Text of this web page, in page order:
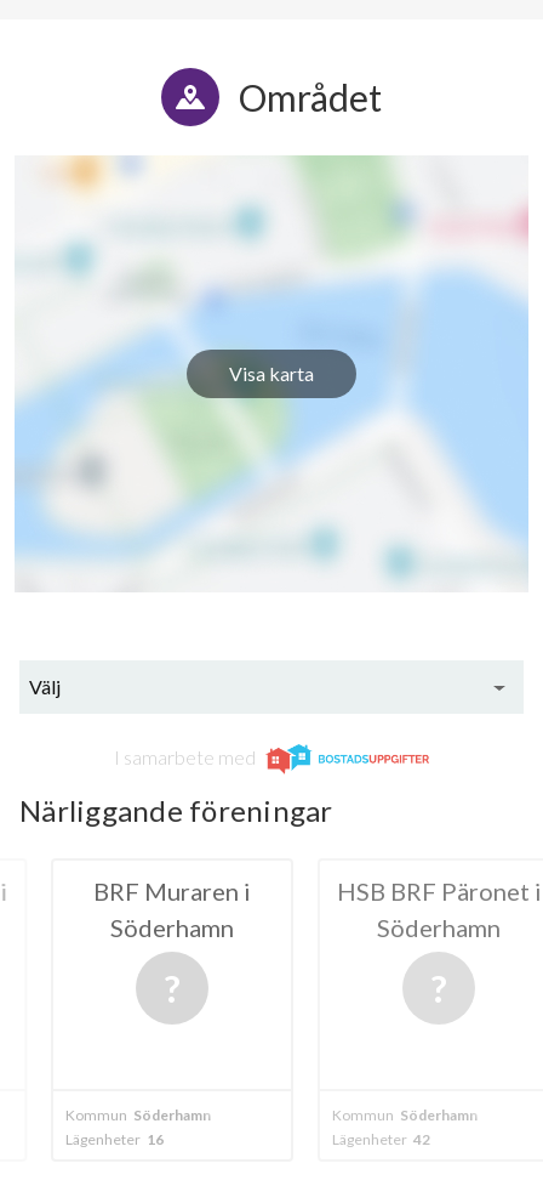
Området
Visa karta
Välj
I samarbete med
Närliggande föreningar
i
HSB BRF Päronet i
Söderhamn
Kommun Kommun